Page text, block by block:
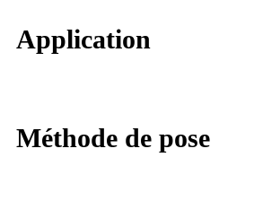
Application
Méthode de pose